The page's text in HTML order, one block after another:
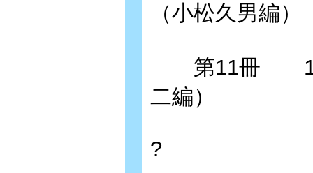
（小松久男編）
第11冊
二編）
?